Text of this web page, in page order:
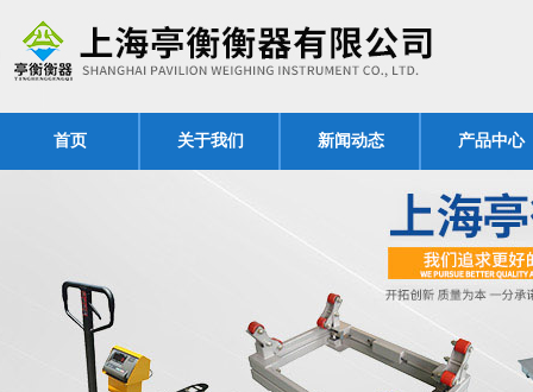
首页 关于我们 新闻动态 产品中心